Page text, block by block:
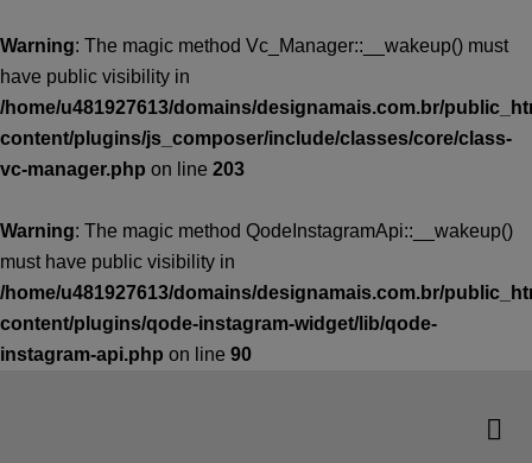
Warning: The magic method Vc_Manager::__wakeup() must
have public visibility in
/home/u481927613/domains/designamais.com.br/
content/plugins/js_composer/include/classes/core/class-
vc-manager.php on line 203
Warning: The magic method QodeInstagramApi::__wakeup()
must have public visibility in
/home/u481927613/domains/designamais.com.br/
content/plugins/qode-instagram-widget/lib/qode-
instagram-api.php on line 90